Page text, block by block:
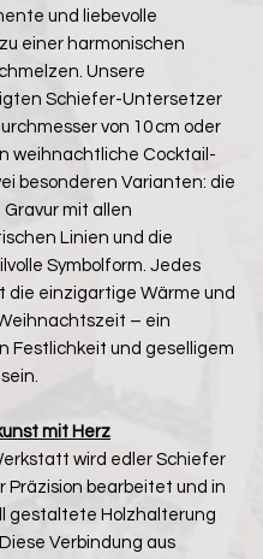
und liebevolle
einer harmonischen
Unsere
Schiefer-Untersetzer
von 10 cm oder
weihnachtliche Cocktail-
besonderen Varianten: die
mit allen
Linien und die
Symbolform. Jedes
die einzigartige Wärme und
– ein
Festlichkeit und geselligem
mit Herz
wird edler Schiefer
Präzision bearbeitet und in
gestaltete Holzhalterung
Verbindung aus